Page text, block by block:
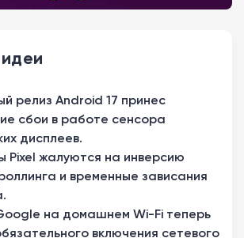
релиз Android 17 принес
сбои в работе сенсора
дисплеев.
Pixel жалуются на инверсию
и временные зависания
на домашнем Wi-Fi теперь
включения сетевого